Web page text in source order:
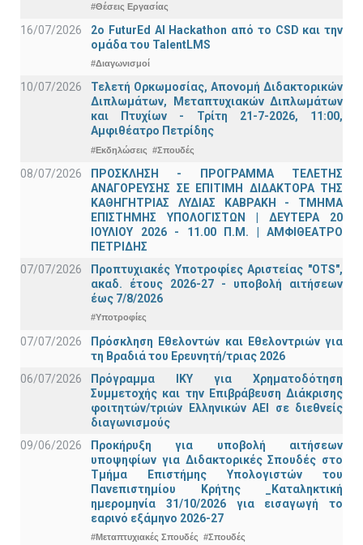
#Θέσεις Εργασίας
16/07/2026
2o FuturEd AI Hackathon από το CSD και την
ομάδα του TalentLMS
#Διαγωνισμοί
10/07/2026
Τελετή Ορκωμοσίας, Απονομή Διδακτορικών
Διπλωμάτων, Μεταπτυχιακών Διπλωμάτων
και Πτυχίων - Τρίτη 21-7-2026, 11:00,
Αμφιθέατρο Πετρίδης
#Εκδηλώσεις #Σπουδές
08/07/2026
ΠΡΟΣΚΛΗΣΗ - ΠΡΟΓΡΑΜΜΑ ΤΕΛΕΤΗΣ
ΑΝΑΓΟΡΕΥΣΗΣ ΣΕ ΕΠΙΤΙΜΗ ΔΙΔΑΚΤΟΡΑ ΤΗΣ
ΚΑΘΗΓΗΤΡΙΑΣ ΛΥΔΙΑΣ ΚΑΒΡΑΚΗ - ΤΜΗΜΑ
ΕΠΙΣΤΗΜΗΣ ΥΠΟΛΟΓΙΣΤΩΝ | ΔΕΥΤΕΡΑ 20
ΙΟΥΛΙΟΥ 2026 - 11.00 Π.Μ. | ΑΜΦΙΘΕΑΤΡΟ
ΠΕΤΡΙΔΗΣ
07/07/2026
Προπτυχιακές Υποτροφίες Αριστείας "OTS",
ακαδ. έτους 2026-27 - υποβολή αιτήσεων
έως 7/8/2026
#Υποτροφίες
07/07/2026
Πρόσκληση Εθελοντών και Εθελοντριών για
τη Βραδιά του Ερευνητή/τριας 2026
06/07/2026
Πρόγραμμα ΙΚΥ για Χρηματοδότηση
Συμμετοχής και την Επιβράβευση Διάκρισης
φοιτητών/τριών Ελληνικών ΑΕΙ σε διεθνείς
διαγωνισμούς
09/06/2026
Προκήρυξη για υποβολή αιτήσεων
υποψηφίων για Διδακτορικές Σπουδές στο
Τμήμα Eπιστήμης Υπολογιστών του
Πανεπιστημίου Κρήτης _Καταληκτική
ημερομηνία 31/10/2026 για εισαγωγή το
εαρινό εξάμηνο 2026-27
#Μεταπτυχιακές Σπουδές #Σπουδές